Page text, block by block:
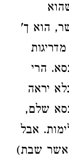
הוא ך'
הרי
יראה
שלם,
אבל
אשר שבת)